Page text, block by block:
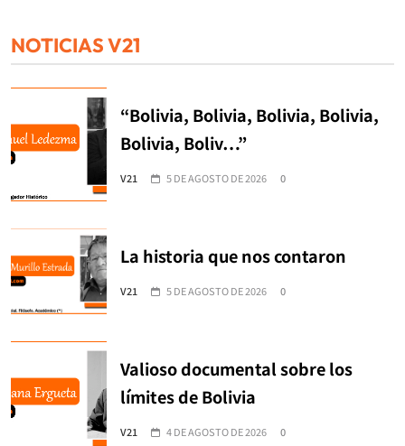
NOTICIAS V21
“Bolivia, Bolivia, Bolivia, Bolivia,
Bolivia, Boliv…”
V21 5 DE AGOSTO DE 2026 0
La historia que nos contaron
V21 5 DE AGOSTO DE 2026 0
Valioso documental sobre los
límites de Bolivia
V21 4 DE AGOSTO DE 2026 0